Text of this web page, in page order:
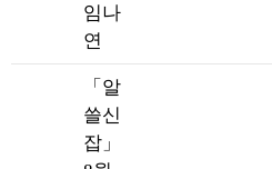
임나
연
「알
쓸신
잡」